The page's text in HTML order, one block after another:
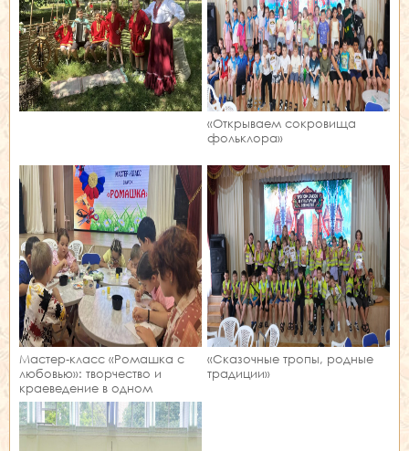
«Открываем сокровища
фольклора»
Мастер‑класс «Ромашка с
любовью»: творчество и
краеведение в одном
занятии!
«Сказочные тропы, родные
традиции»